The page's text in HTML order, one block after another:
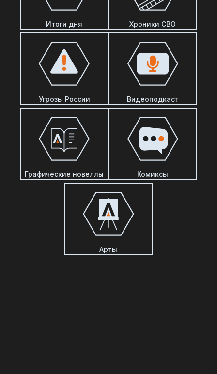
Итоги дня Хроники СВО
Угрозы России Видеоподкаст
Графические новеллы Комиксы
Арты